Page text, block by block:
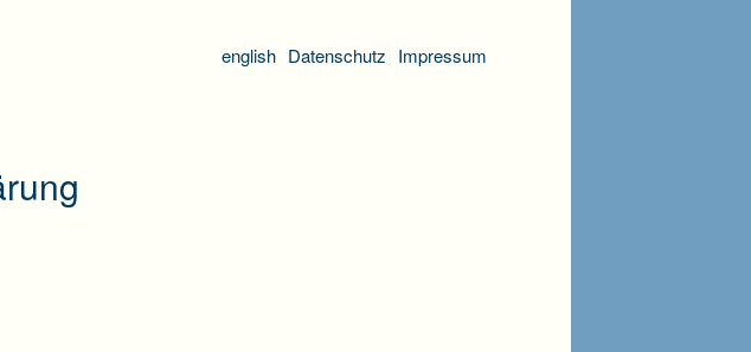
english Datenschutz Impressum